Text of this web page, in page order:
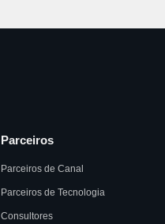
Parceiros
Parceiros de Canal
Parceiros de Tecnologia
Consultores